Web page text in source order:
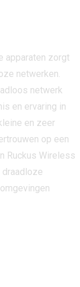
apparaten zorgt
netwerken.
netwerk
en ervaring in
en zeer
op een
Ruckus Wireless